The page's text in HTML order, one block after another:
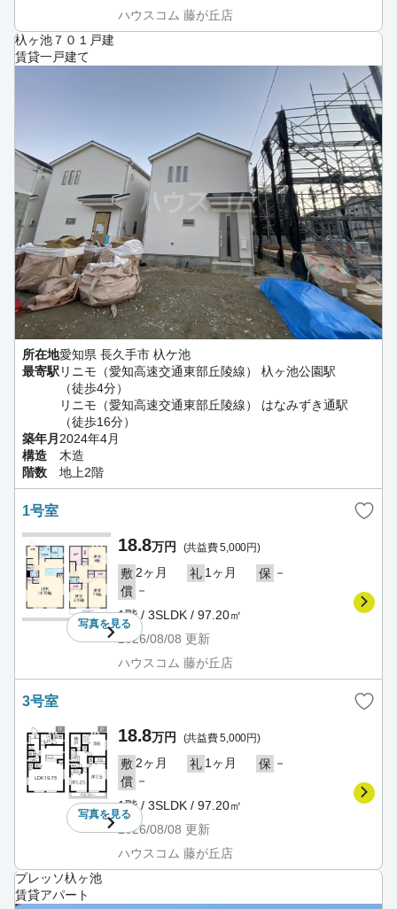
ハウスコム 藤が丘店
杁ヶ池７０１戸建
賃貸一戸建て
所在地愛知県 長久手市 杁ケ池
最寄駅リニモ（愛知高速交通東部丘陵線） 杁ヶ池公園駅
（徒歩4分）
リニモ（愛知高速交通東部丘陵線） はなみずき通駅
（徒歩16分）
築年月 2024年4月
構造
木造
階数
地上2階
1号室
写真を見る
18.8万円 (共益費 5,000円)
敷2ヶ月 礼 1ヶ月 保 －
償 －
1階 / 3SLDK / 97.20㎡
2026/08/08 更新
ハウスコム 藤が丘店
3号室
写真を見る
18.8万円 (共益費 5,000円)
敷2ヶ月 礼 1ヶ月 保 －
償 －
1階 / 3SLDK / 97.20㎡
2026/08/08 更新
ハウスコム 藤が丘店
プレッソ杁ヶ池
賃貸アパート